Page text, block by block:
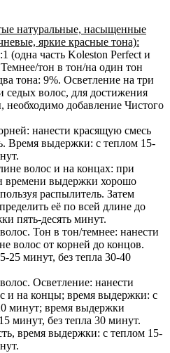
натуральные, насыщенные
яркие красные тона):
(одна часть Koleston Perfect и
тон в тон/на один тон
тона: 9%. Осветление на три
волос, для достижения
добавление Чистого
нанести красящую смесь
Время выдержки: с теплом 15-
волос и на концах: при
времени выдержки хорошо
распылитель. Затем
её по всей длине до
пять-десять минут.
Тон в тон/темнее: нанести
волос от корней до концов.
25 минут, без тепла 30-40
Осветление: нанести
и на концы; время выдержки: с
минут; время выдержки
минут, без тепла 30 минут.
время выдержки: с теплом 15-